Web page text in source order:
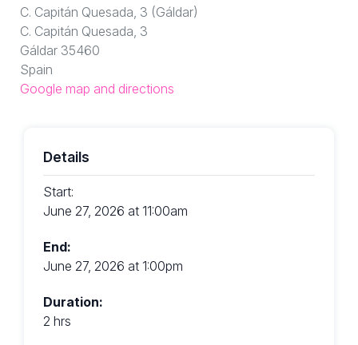
C. Capitán Quesada, 3 (Gáldar)
C. Capitán Quesada, 3
Gáldar 35460
Spain
Google map and directions
Details
Start:
June 27, 2026 at 11:00am
End:
June 27, 2026 at 1:00pm
Duration:
2 hrs